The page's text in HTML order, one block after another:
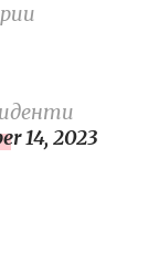
14, 2023